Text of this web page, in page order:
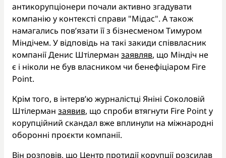
антикорупціонери почали активно згадувати
компанію у контексті справи "Мідас". А також
намагались повʼязати її з бізнесменом Тимуром
Міндічем. У відповідь на такі закиди співвласник
компанії Денис Штілерман заявляв, що Міндіч не
є і ніколи не був власником чи бенефіціаром Fire
Point.
Крім того, в інтерв’ю журналістці Яніні Соколовій
Штілерман заявив, що спроби втягнути Fire Point у
корупційний скандал вже вплинули на міжнародні
оборонні проєкти компанії.
Він розповів, що Центр протидії корупції розсилав